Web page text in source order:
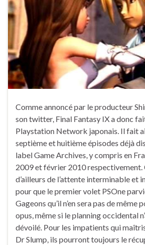
Comme annoncé par le producteur
son twitter, Final Fantasy IX a donc
Playstation Network japonais. Il fait
septième et huitième épisodes déjà
label Game Archives, y compris en
2009 et février 2010 respectivement.
d’ailleurs de l’attente interminable et
pour que le premier volet PSOne
Gageons qu’il n’en sera pas de même
opus, même si le planning occidental
dévoilé. Pour les impatients qui
Dr Slump, ils pourront toujours le